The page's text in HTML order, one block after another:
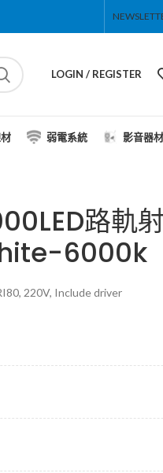
LOGIN / REGISTER
弱電系統 影音器材
路軌
6000k
220V, Include driver